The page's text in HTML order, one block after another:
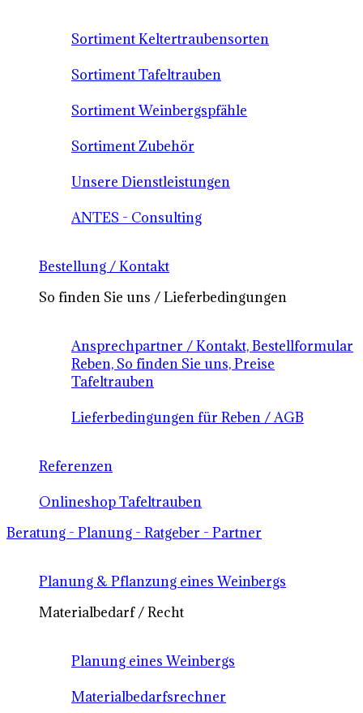
Sortiment Keltertraubensorten
Sortiment Tafeltrauben
Sortiment Weinbergspfähle
Sortiment Zubehör
Unsere Dienstleistungen
ANTES - Consulting
Bestellung / Kontakt
So finden Sie uns / Lieferbedingungen
Ansprechpartner / Kontakt, Bestellformular
Reben, So finden Sie uns, Preise
Tafeltrauben
Lieferbedingungen für Reben / AGB
Referenzen
Onlineshop Tafeltrauben
Beratung - Planung - Ratgeber - Partner
Planung & Pflanzung eines Weinbergs
Materialbedarf / Recht
Planung eines Weinbergs
Materialbedarfsrechner